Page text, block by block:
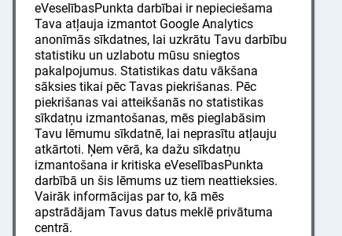
eVeselībasPunkta darbībai ir nepieciešama
Tava atļauja izmantot Google Analytics
anonīmās sīkdatnes, lai uzkrātu Tavu darbību
statistiku un uzlabotu mūsu sniegtos
pakalpojumus. Statistikas datu vākšana
sāksies tikai pēc Tavas piekrišanas. Pēc
piekrišanas vai atteikšanās no statistikas
sīkdatņu izmantošanas, mēs pieglabāsim
Tavu lēmumu sīkdatnē, lai neprasītu atļauju
atkārtoti. Ņem vērā, ka dažu sīkdatņu
izmantošana ir kritiska eVeselībasPunkta
darbībā un šis lēmums uz tiem neattieksies.
Vairāk informācijas par to, kā mēs
apstrādājam Tavus datus meklē privātuma
centrā.